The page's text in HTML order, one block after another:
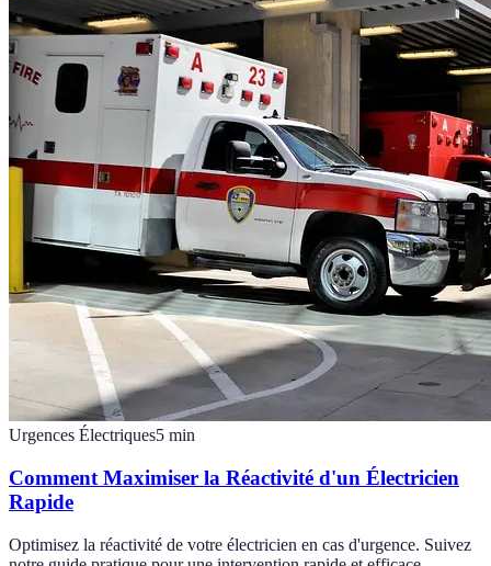
Urgences Électriques5 min
Comment Maximiser la Réactivité d'un Électricien
Rapide
Optimisez la réactivité de votre électricien en cas d'urgence. Suivez